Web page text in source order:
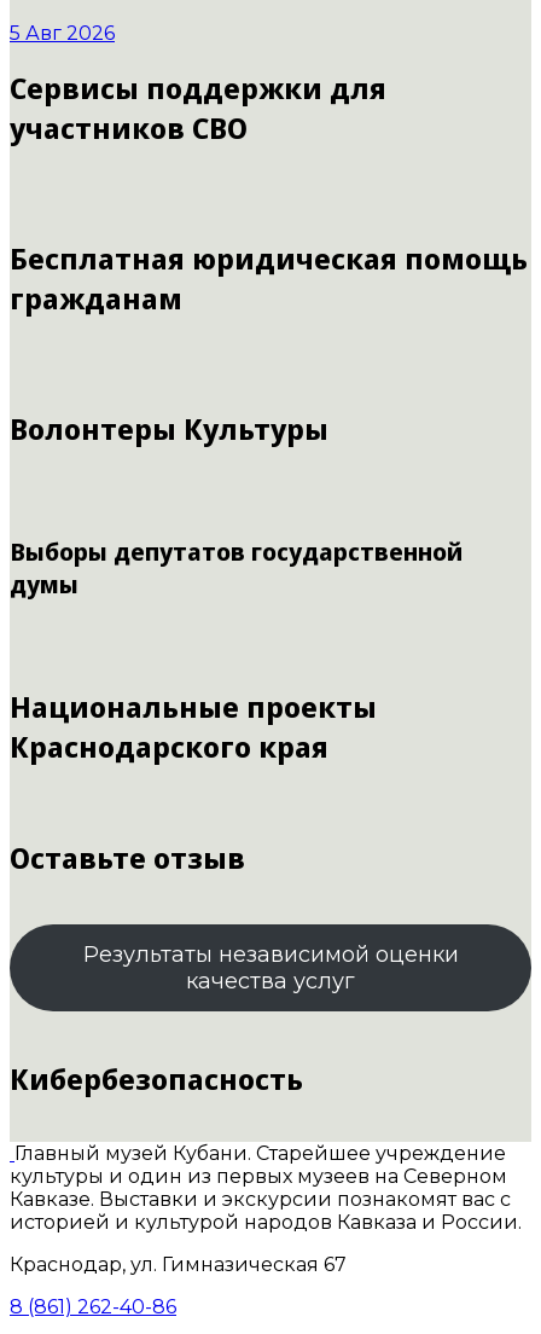
5 Авг 2026
Сервисы поддержки для
участников СВО
Бесплатная юридическая помощь
гражданам
Волонтеры Культуры
Выборы депутатов государственной
думы
Национальные проекты
Краснодарского края
Оставьте отзыв
Результаты независимой оценки
качества услуг
Кибербезопасность
Главный музей Кубани. Старейшее учреждение
культуры и один из первых музеев на Северном
Кавказе. Выставки и экскурсии познакомят вас с
историей и культурой народов Кавказа и России.
Краснодар, ул. Гимназическая 67
8 (861) 262-40-86